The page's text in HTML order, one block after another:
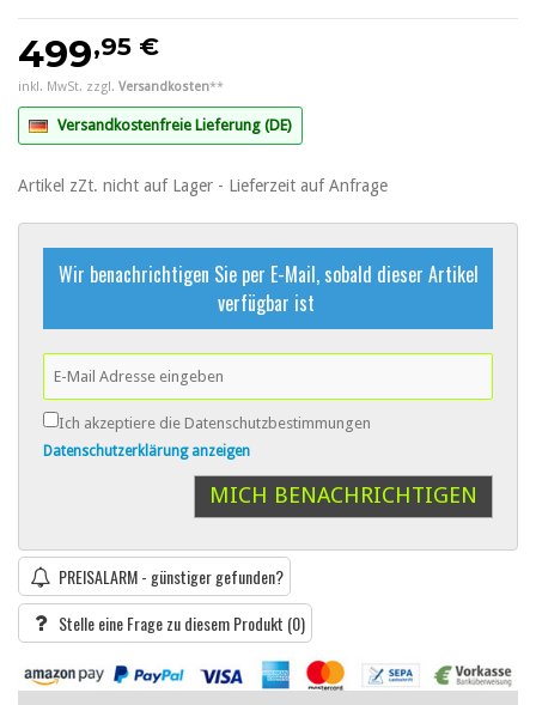
499,95 €
inkl. MwSt. zzgl. Versandkosten**
Versandkostenfreie Lieferung (DE)
Artikel zZt. nicht auf Lager - Lieferzeit auf Anfrage
Wir benachrichtigen Sie per E-Mail, sobald dieser Artikel
verfügbar ist
Ich akzeptiere die Datenschutzbestimmungen
Datenschutzerklärung anzeigen
MICH BENACHRICHTIGEN
PREISALARM - günstiger gefunden?
Stelle eine Frage zu diesem Produkt (0)